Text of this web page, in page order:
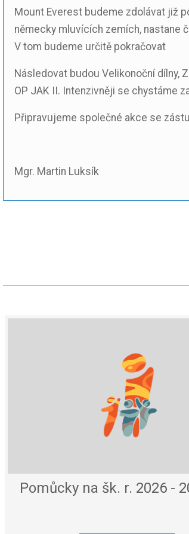
Mount Everest budeme zdolávat již
německy mluvících zemích, nastane
V tom budeme určitě pokračovat
Následovat budou Velikonoční dílny,
OP JAK II. Intenzivněji se chystáme
Připravujeme společné akce se
Mgr. Martin Luksík
Pomůcky na šk. r. 2026 -